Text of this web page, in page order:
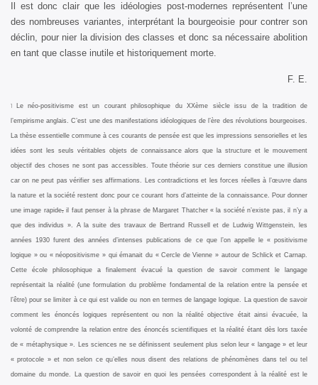
Il est donc clair que les idéologies post-modernes représentent l’une
des nombreuses variantes, interprétant la bourgeoisie pour contrer son
déclin, pour nier la division des classes et donc sa nécessaire abolition
en tant que classe inutile et historiquement morte.
F. E.
1 Le néo-positivisme est un courant philosophique du XXème siècle issu de la tradition de
l’empirisme anglais. C’est une des manifestations idéologiques de l’ère des révolutions bourgeoises.
La thèse essentielle commune à ces courants de pensée est que les impressions sensorielles et les
idées sont les seuls véritables objets de connaissance alors que la structure et le mouvement
objectif des choses ne sont pas accessibles. Toute théorie sur ces derniers constitue une illusion
car on ne peut pas vérifier ses affirmations. Les contradictions et les forces réelles à l’œuvre dans
la nature et la société restent donc pour ce courant hors d’atteinte de la connaissance. Pour donner
une image rapide,il faut penser à la phrase de Margaret Thatcher « la société n’existe pas, il n’y a
que des individus ». A la suite des travaux de Bertrand Russell et de Ludwig Wittgenstein, les
années 1930 furent des années d’intenses publications de ce que l’on appelle le « positivisme
logique » ou « néopositivisme » qui émanait du « Cercle de Vienne » autour de Schlick et Carnap.
Cette école philosophique a finalement évacué la question de savoir comment le langage
représentait la réalité (une formulation du problème fondamental de la relation entre la pensée et
l’être) pour se limiter à ce qui est valide ou non en termes de langage logique. La question de savoir
comment les énoncés logiques représentent ou non la réalité objective était ainsi évacuée, la
volonté de comprendre la relation entre des énoncés scientifiques et la réalité étant dès lors taxée
de « métaphysique ». Les sciences ne se définissent seulement plus selon leur « langage » et leur
« protocole » et non selon ce qu’elles nous disent des relations de phénomènes dans tel ou tel
domaine du monde. La question de savoir en quoi les pensées correspondent à la réalité est le